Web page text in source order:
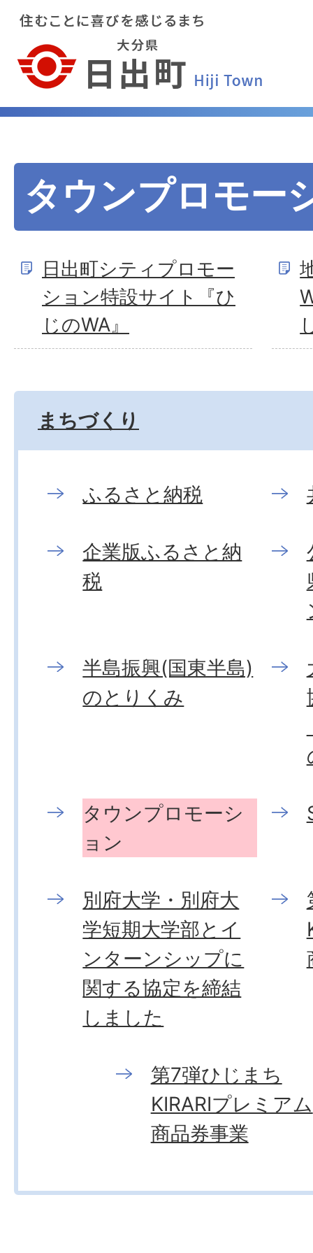
タウンプロモー
日出町シティプロモー
ション特設サイト『ひ
じのWA』
まちづくり
ふるさと納税
企業版ふるさと納
税
半島振興(国東半島)
のとりくみ
タウンプロモーシ
ョン
別府大学・別府大
学短期大学部とイ
ンターンシップに
関する協定を締結
しました
第7弾ひじまち
KIRARIプレミアム
商品券事業